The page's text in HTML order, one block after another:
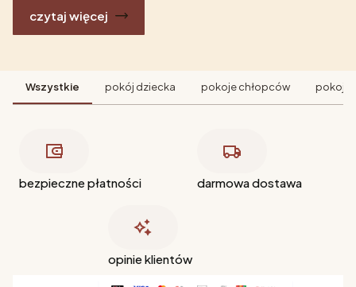
czytaj więcej
Wszystkie pokój dziecka pokoje chłopców pokoje
bezpieczne płatności darmowa dostawa
opinie klientów